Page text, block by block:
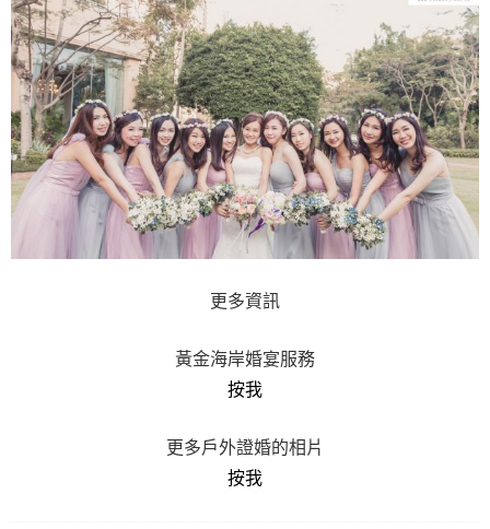
更多資訊
黃金海岸婚宴服務
按我
更多戶外證婚的相片
按我